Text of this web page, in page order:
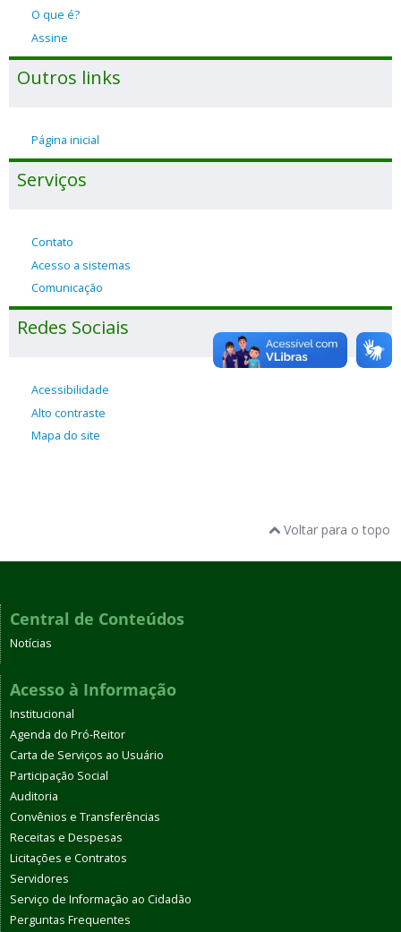
O que é?
Assine
Outros links
Página inicial
Serviços
Contato
Acesso a sistemas
Comunicação
Redes Sociais
Acessibilidade
Alto contraste
Mapa do site
Voltar para o topo
Central de Conteúdos
Notícias
Acesso à Informação
Institucional
Agenda do Pró-Reitor
Carta de Serviços ao Usuário
Participação Social
Auditoria
Convênios e Transferências
Receitas e Despesas
Licitações e Contratos
Servidores
Serviço de Informação ao Cidadão
Perguntas Frequentes